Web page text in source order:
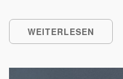
WEITERLESEN